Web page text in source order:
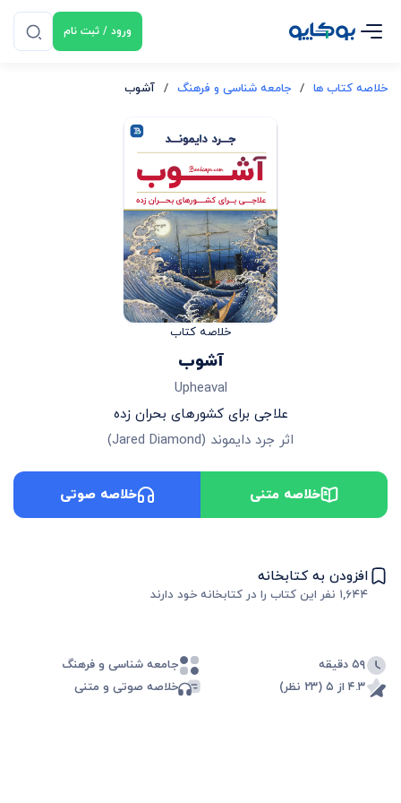
ورود / ثبت نام
خلاصه کتاب ها / جامعه شناسی و فرهنگ / آشوب
خلاصه کتاب
آشوب
Upheaval
علاجی برای کشورهای بحران زده
اثر جرد دایموند (
Jared Diamond
)
خلاصه متنی خلاصه صوتی
افزودن به کتابخانه
۱,۶۴۴ نفر این کتاب را در کتابخانه خود دارند
۵۹ دقیقه
جامعه شناسی و فرهنگ
۴.۳ از ۵ (۲۳ نظر)
خلاصه صوتی و متنی